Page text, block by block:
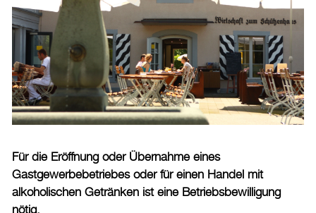
Amtliche Publikationen
Medienmitteilungen
Baupublikationen
Burgdorf baut
Home
Veranstaltungskalender
Stadtplan
Für die Eröffnung oder Übernahme eines
Gastgewerbebetriebes oder für einen Handel mit
alkoholischen Getränken ist eine Betriebsbewilligung
nötig.